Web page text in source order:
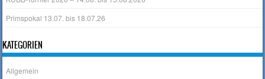
Primspokal 13.07. bis 18.07.26
KATEGORIEN
Allgemein